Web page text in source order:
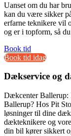
Uanset om du har
kan du være sikker
erfarne teknikere vil
og er i topform, så
Book tid
Book tid idag
Dækservice og
Dækcenter Ballerup:
Ballerup? Hos Pit
løsninger til dine
dækteknikere og
din bil kører sikkert